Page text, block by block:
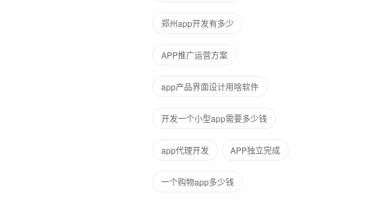
郑州app开发有多少
APP推广运营方案
app产品界面设计用啥软件
开发一个小型app需要多少钱
app代理开发 APP独立完成
一个购物app多少钱